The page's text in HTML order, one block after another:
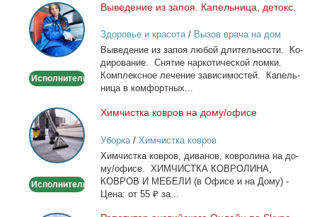
Выведение
из
запоя.
Капельница,
Исполнитель
Вы­ве­де­ние из за­поя. Ка­пель­ни­ца, де­токс.
Здоровье и красота/ Вызов врача на дом
Вы­ве­де­ние из за­поя лю­бой дли­тель­но­сти. Ко­
ди­ро­ва­ние. Сня­тие нар­ко­ти­че­ской лом­ки.
Ком­плекс­ное ле­че­ние за­ви­си­мо­стей. Ка­пель­
ни­ца в ком­форт­ных...
Химчистка
ковров
на
дому/
Исполнитель
Хим­чист­ка ков­ров на до­му/офи­се
Уборка/ Химчистка ковров
Хим­чист­ка ков­ров, ди­ва­нов, ков­ро­ли­на на до­
му/офи­се. ХИМЧИСТКА КОВРОЛИНА,
КОВРОВ И МЕБЕЛИ (в Офи­се и на До­му) -
Це­на: от 55 ₽ за...